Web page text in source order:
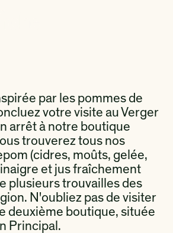
par les pommes de
votre visite au Verger
arrêt à notre boutique
trouverez tous nos
(cidres, moûts, gelée,
et jus fraîchement
plusieurs trouvailles des
N'oubliez pas de visiter
deuxième boutique, située
Principal.